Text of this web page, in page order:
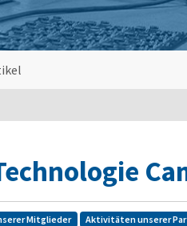
Mitglieder Aktivitäten unserer